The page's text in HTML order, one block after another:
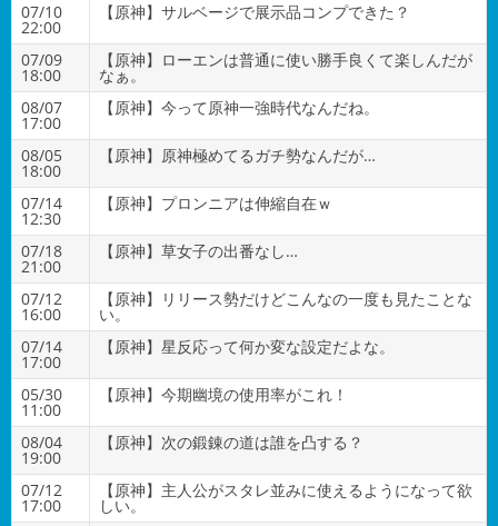
07/10
22:00
【原神】サルベージで展示品コンプできた？
07/09
18:00
【原神】ローエンは普通に使い勝手良くて楽しんだが
なぁ。
08/07
17:00
【原神】今って原神一強時代なんだね。
08/05
18:00
【原神】原神極めてるガチ勢なんだが…
07/14
12:30
【原神】プロンニアは伸縮自在ｗ
07/18
21:00
【原神】草女子の出番なし…
07/12
16:00
【原神】リリース勢だけどこんなの一度も見たことな
い。
07/14
17:00
【原神】星反応って何か変な設定だよな。
05/30
11:00
【原神】今期幽境の使用率がこれ！
08/04
19:00
【原神】次の鍛錬の道は誰を凸する？
07/12
17:00
【原神】主人公がスタレ並みに使えるようになって欲
しい。